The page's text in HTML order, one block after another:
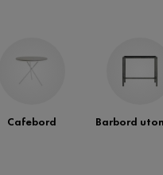
Cafebord Barbord